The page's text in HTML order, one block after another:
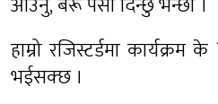
हाम्रो रजिस्टर्डमा
भईसक्छ ।